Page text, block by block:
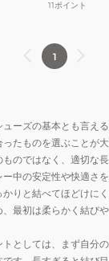
ュ
ス
NN82550
W
11ポイント
1
ーズの基本とも言え
たものを選ぶことが
のではなく、適切な
中の安定性や快適さ
りと結べてほどけに
最初は柔らかく結び
としては、まず自分